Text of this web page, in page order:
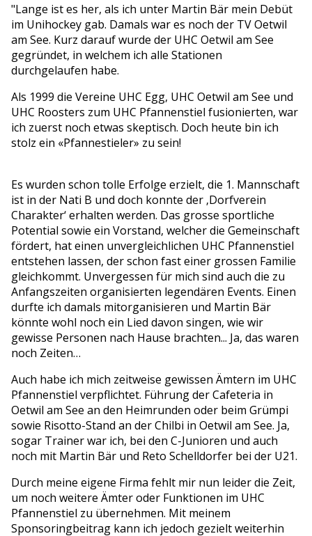
"Lange ist es her, als ich unter Martin Bär mein Debüt
im Unihockey gab. Damals war es noch der TV Oetwil
am See. Kurz darauf wurde der UHC Oetwil am See
gegründet, in welchem ich alle Stationen
durchgelaufen habe.
Als 1999 die Vereine UHC Egg, UHC Oetwil am See und
UHC Roosters zum UHC Pfannenstiel fusionierten, war
ich zuerst noch etwas skeptisch. Doch heute bin ich
stolz ein «Pfannestieler» zu sein!
Es wurden schon tolle Erfolge erzielt, die 1. Mannschaft
ist in der Nati B und doch konnte der ‚Dorfverein
Charakter‘ erhalten werden. Das grosse sportliche
Potential sowie ein Vorstand, welcher die Gemeinschaft
fördert, hat einen unvergleichlichen UHC Pfannenstiel
entstehen lassen, der schon fast einer grossen Familie
gleichkommt. Unvergessen für mich sind auch die zu
Anfangszeiten organisierten legendären Events. Einen
durfte ich damals mitorganisieren und Martin Bär
könnte wohl noch ein Lied davon singen, wie wir
gewisse Personen nach Hause brachten... Ja, das waren
noch Zeiten…
Auch habe ich mich zeitweise gewissen Ämtern im UHC
Pfannenstiel verpflichtet. Führung der Cafeteria in
Oetwil am See an den Heimrunden oder beim Grümpi
sowie Risotto-Stand an der Chilbi in Oetwil am See. Ja,
sogar Trainer war ich, bei den C-Junioren und auch
noch mit Martin Bär und Reto Schelldorfer bei der U21.
Durch meine eigene Firma fehlt mir nun leider die Zeit,
um noch weitere Ämter oder Funktionen im UHC
Pfannenstiel zu übernehmen. Mit meinem
Sponsoringbeitrag kann ich jedoch gezielt weiterhin